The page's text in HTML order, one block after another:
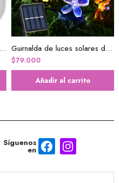
Cinta de calafateo autoadhesiva impermeable Guirnalda de luces solares de flores
$79.000
Añadir al carrito
Síguenos
en